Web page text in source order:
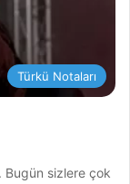
Türkü Notaları
Bugün sizlere çok